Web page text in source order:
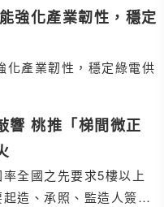
強化產業韌性，穩定
化產業韌性，穩定綠電供
響 桃推「梯間微正
全國之先要求5樓以上
造、承照、監造人簽章